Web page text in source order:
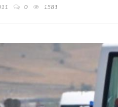
0 1581